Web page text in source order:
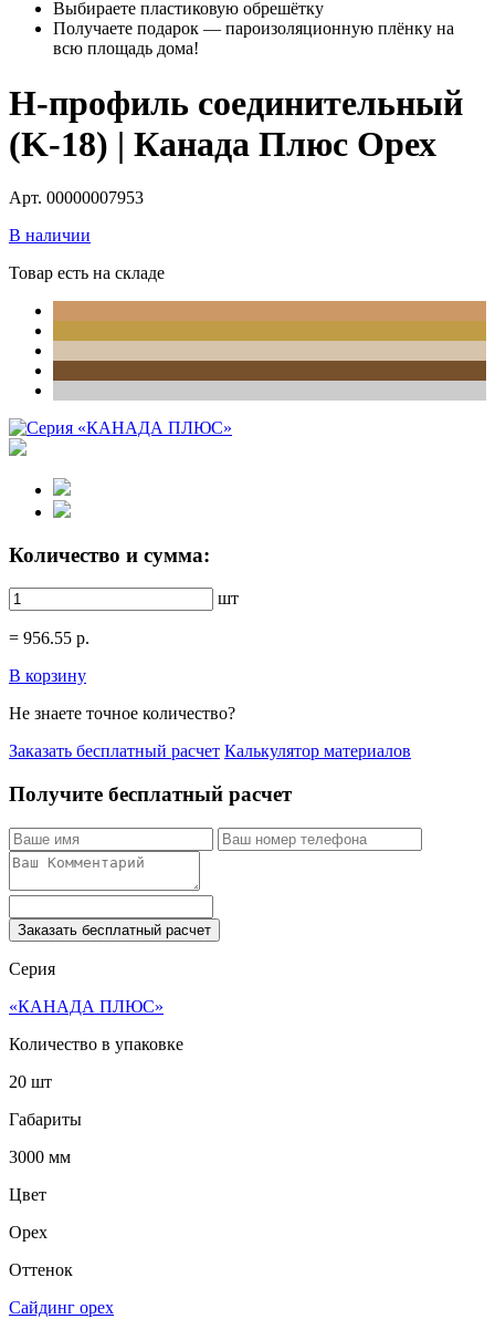
Выбираете пластиковую обрешётку
Получаете подарок — пароизоляционную плёнку на
всю площадь дома!
H-профиль соединительный
(K-18) | Канада Плюс Орех
Арт. 00000007953
В наличии
Товар есть на складе
Количество и сумма:
шт
= 956.55 р.
В корзину
Не знаете точное количество?
Заказать бесплатный расчет Калькулятор материалов
Получите бесплатный расчет
Заказать бесплатный расчет
Серия
«КАНАДА ПЛЮС»
Количество в упаковке
20 шт
Габариты
3000 мм
Цвет
Орех
Оттенок
Сайдинг орех